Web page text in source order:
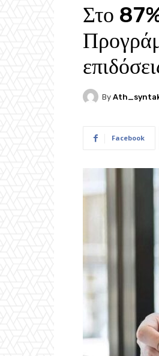
Στο
By
Facebook